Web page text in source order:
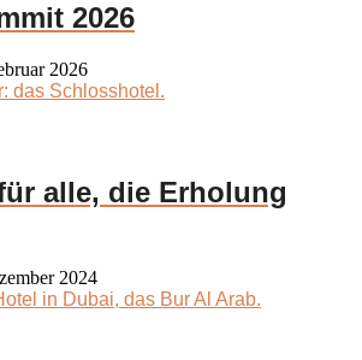
2026
2026
alle, die Erholung
2024